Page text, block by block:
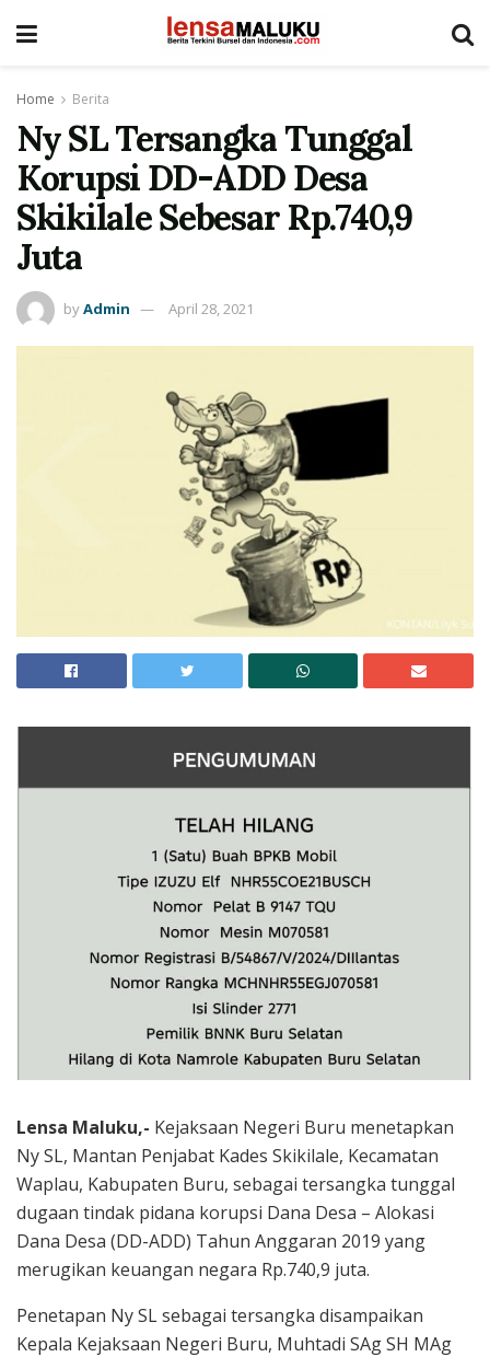
Home Berita
Ny SL Tersangka Tunggal
Korupsi DD-ADD Desa
Skikilale Sebesar Rp.740,9
Juta
byAdmin April 28, 2021
Lensa Maluku,- Kejaksaan Negeri Buru menetapkan
Ny SL, Mantan Penjabat Kades Skikilale, Kecamatan
Waplau, Kabupaten Buru, sebagai tersangka tunggal
dugaan tindak pidana korupsi Dana Desa – Alokasi
Dana Desa (DD-ADD) Tahun Anggaran 2019 yang
merugikan keuangan negara Rp.740,9 juta.
Penetapan Ny SL sebagai tersangka disampaikan
Kepala Kejaksaan Negeri Buru, Muhtadi SAg SH MAg